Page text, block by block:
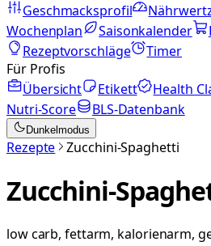
Geschmacksprofil
Wochenplan
Saisonkalender
Rezeptvorschläge
Timer
Für Profis
Übersicht
Etikett Health
Nutri-Score
BLS-Datenbank
Dunkelmodus
Rezepte Zucchini-Spaghetti
Zucchini-
low carb, fettarm, kalorienarm,